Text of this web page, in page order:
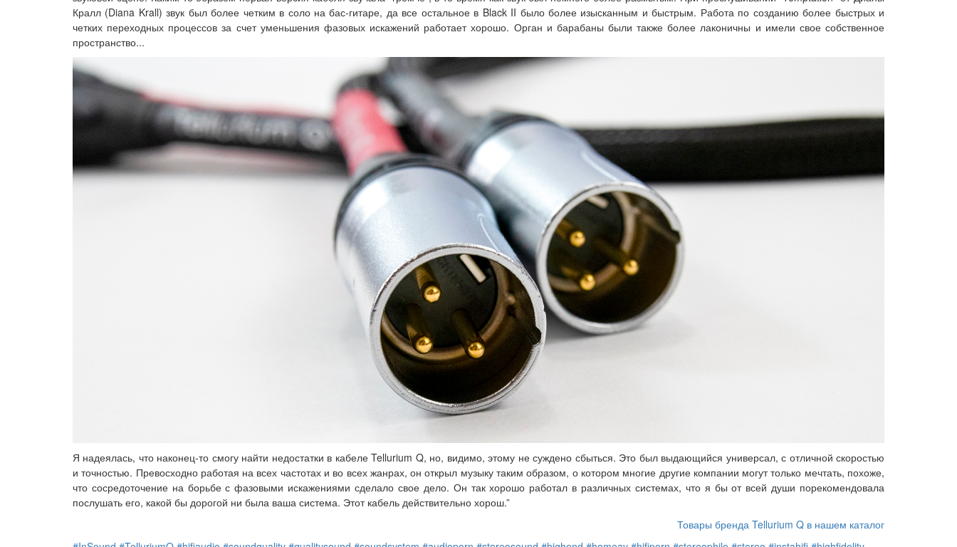
Кралл (Diana Krall) звук был более четким в соло на бас-гитаре, да все остальное в Black II было более изысканным и быстрым. Работа по созданию более быстрых и
четких переходных процессов за счет уменьшения фазовых искажений работает хорошо. Орган и барабаны были также более лаконичны и имели свое собственное
пространство...
Я надеялась, что наконец-то смогу найти недостатки в кабеле Tellurium Q, но, видимо, этому не суждено сбыться. Это был выдающийся универсал, с отличной скоростью
и точностью. Превосходно работая на всех частотах и во всех жанрах, он открыл музыку таким образом, о котором многие другие компании могут только мечтать, похоже,
что сосредоточение на борьбе с фазовыми искажениями сделало свое дело. Он так хорошо работал в различных системах, что я бы от всей души порекомендовала
послушать его, какой бы дорогой ни была ваша система. Этот кабель действительно хорош.”
Товары бренда Tellurium Q в нашем каталог